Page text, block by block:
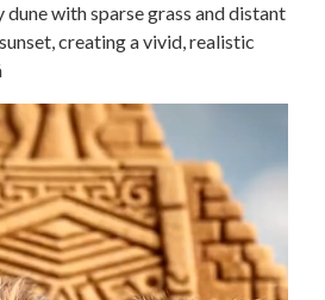
with sparse grass and distant
creating a vivid, realistic